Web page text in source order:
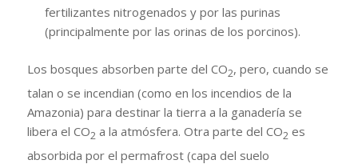
fertilizantes nitrogenados y por las purinas
(principalmente por las orinas de los porcinos).
Los bosques absorben parte del CO2, pero, cuando se
talan o se incendian (como en los incendios de la
Amazonia) para destinar la tierra a la ganadería se
libera el CO2 a la atmósfera. Otra parte del CO2 es
absorbida por el permafrost (capa del suelo